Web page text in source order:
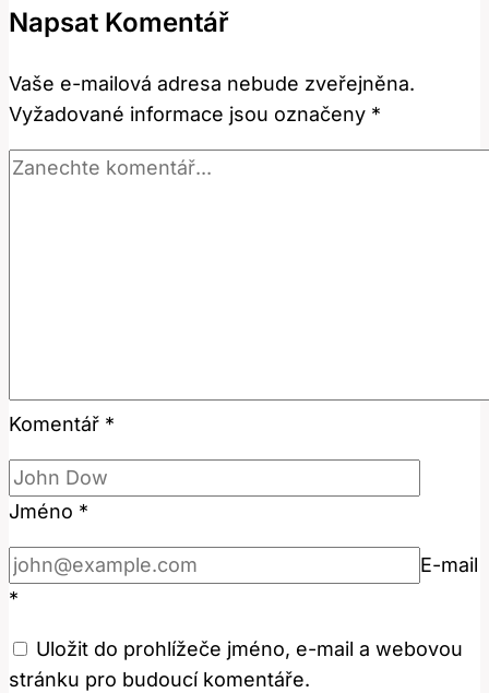
Fondu
Anglicko-
Českém
Slovníku
Napsat Komentář
Vaše e-mailová adresa nebude zveřejněna.
Vyžadované informace jsou označeny *
Komentář *
Jméno *
E-mail
*
Uložit do prohlížeče jméno, e-mail a webovou
stránku pro budoucí komentáře.